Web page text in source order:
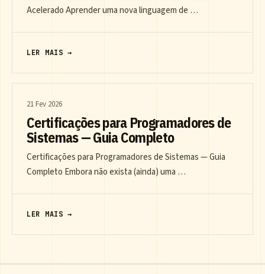
Acelerado Aprender uma nova linguagem de …
LER MAIS →
21 Fev 2026
Certificações para Programadores de
Sistemas — Guia Completo
Certificações para Programadores de Sistemas — Guia
Completo Embora não exista (ainda) uma …
LER MAIS →